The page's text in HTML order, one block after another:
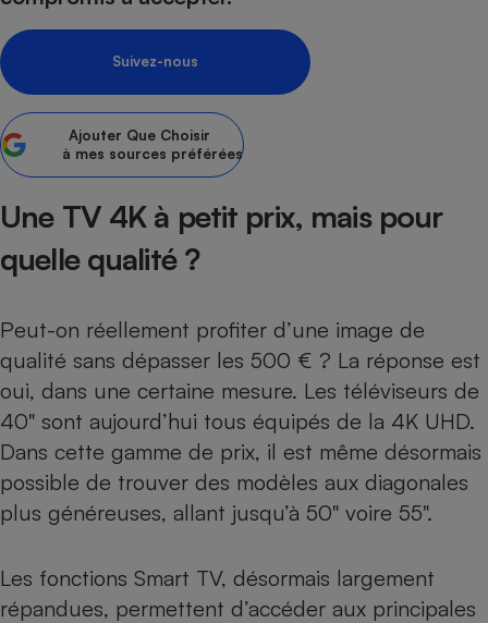
Suivez-nous
Ajouter Que Choisir
à mes sources préférées
Une TV 4K à petit prix, mais pour
quelle qualité ?
Peut-on réellement profiter d’une image de
qualité sans dépasser les 500 € ? La réponse est
oui, dans une certaine mesure. Les téléviseurs de
40" sont aujourd’hui tous équipés de la 4K UHD.
Dans cette gamme de prix, il est même désormais
possible de trouver des modèles aux diagonales
plus généreuses, allant jusqu’à 50" voire 55".
Les fonctions Smart TV, désormais largement
répandues, permettent d’accéder aux principales
Assurance emprunteur
Petit électroménager -
Lave-linge
Téléphone mobile -
Smartphone
Matelas
Radiateur électrique